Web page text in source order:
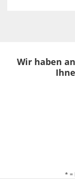
Wir haben
* =